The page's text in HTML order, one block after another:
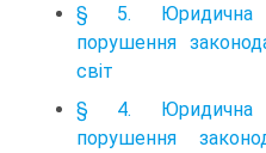
§ 5. Юридична
порушення
світ
§ 4. Юридична
порушення